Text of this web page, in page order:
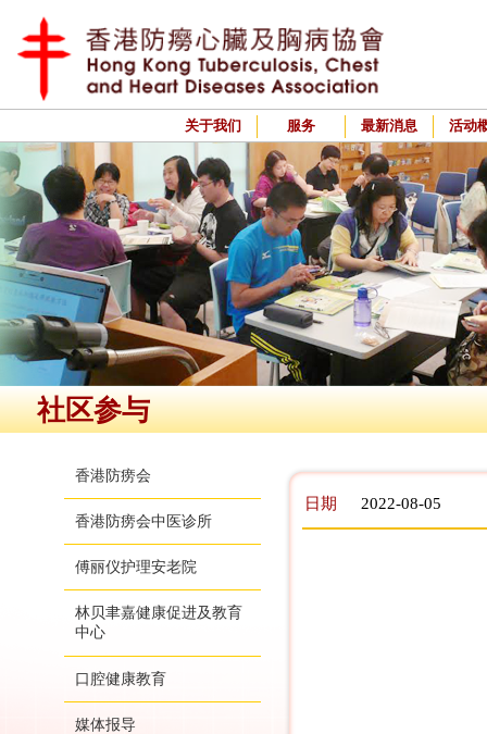
关于我们 服务 最新消息 活动
社区参与
香港防痨会
香港防痨会中医诊所
傅丽仪护理安老院
林贝聿嘉健康促进及教育
中心
口腔健康教育
媒体报导
日期 2022-08-05